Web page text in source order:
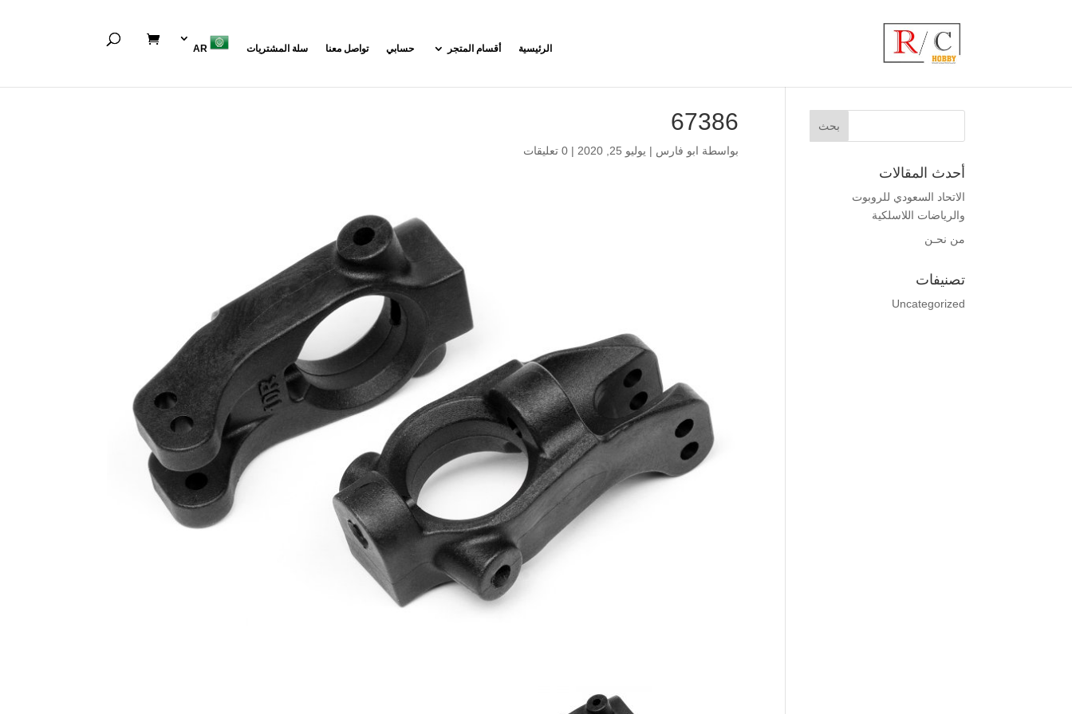
الرئيسية أقسام المتجر حسابي تواصل معنا سلة المشتريات AR
67386
بواسطة ابو فارس | يوليو 25, 2020 | 0 تعليقات
أحدث المقالات
الاتحاد السعودي للروبوت
والرياضات اللاسلكية
من نحـن
تصنيفات
Uncategorized